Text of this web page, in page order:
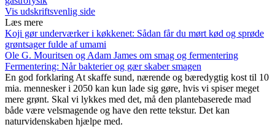
Vis udskriftsvenlig side
Læs mere
Koji gør underværker i køkkenet: Sådan får du mørt kød og sprøde
grøntsager fulde af umami
Ole G. Mouritsen og Adam James om smag og fermentering
Fermentering: Når bakterier og gær skaber smagen
En god forklaring At skaffe sund, nærende og bæredygtig kost til 10
mia. mennesker i 2050 kan kun lade sig gøre, hvis vi spiser meget
mere grønt. Skal vi lykkes med det, må den plantebaserede mad
både være velsmagende og have den rette tekstur. Det kan
naturvidenskaben hjælpe med.